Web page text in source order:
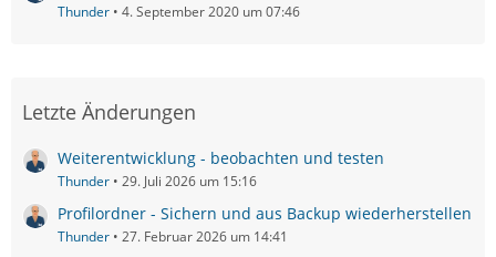
Thunder 4. September 2020 um 07:46
Letzte Änderungen
Weiterentwicklung - beobachten und testen
Thunder 29. Juli 2026 um 15:16
Profilordner - Sichern und aus Backup wiederherstellen
Thunder 27. Februar 2026 um 14:41